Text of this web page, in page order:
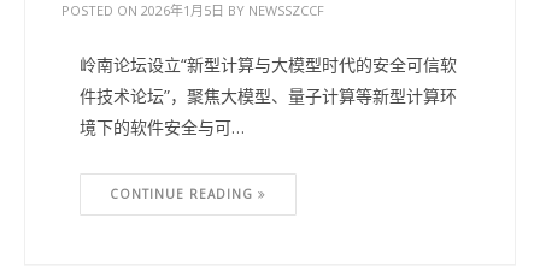
POSTED ON 2026年1月5日 BY NEWSSZCCF
岭南论坛设立“新型计算与大模型时代的安全可信软
件技术论坛”，聚焦大模型、量子计算等新型计算环
境下的软件安全与可…
CONTINUE READING